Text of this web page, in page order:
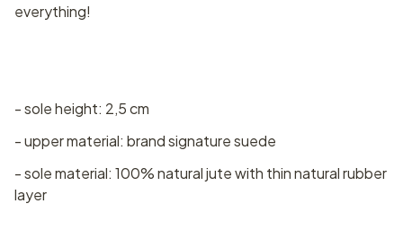
everything!
- sole height: 2,5 cm
- upper material: brand signature suede
- sole material: 100% natural jute with thin natural rubber
layer